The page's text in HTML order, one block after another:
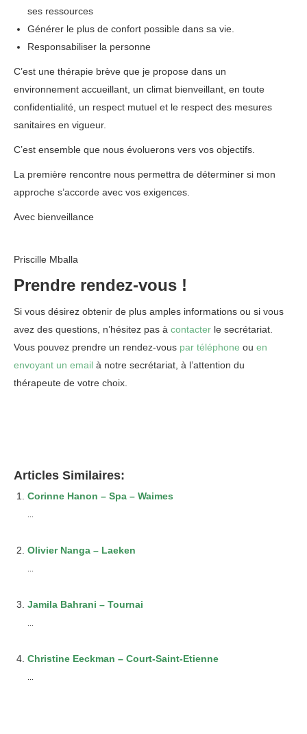
ses ressources
Générer le plus de confort possible dans sa vie.
Responsabiliser la personne
C’est une thérapie brève que je propose dans un
environnement accueillant, un climat bienveillant, en toute
confidentialité, un respect mutuel et le respect des mesures
sanitaires en vigueur.
C’est ensemble que nous évoluerons vers vos objectifs.
La première rencontre nous permettra de déterminer si mon
approche s’accorde avec vos exigences.
Avec bienveillance
Priscille Mballa
Prendre rendez-vous !
Si vous désirez obtenir de plus amples informations ou si vous
avez des questions, n’hésitez pas à contacter le secrétariat.
Vous pouvez prendre un rendez-vous par téléphone ou en
envoyant un email à notre secrétariat, à l’attention du
thérapeute de votre choix.
Articles Similaires:
Corinne Hanon – Spa – Waimes
...
Olivier Nanga – Laeken
...
Jamila Bahrani – Tournai
...
Christine Eeckman – Court-Saint-Etienne
...